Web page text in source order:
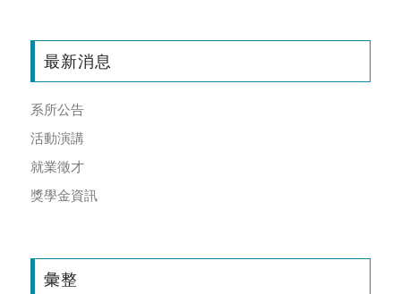
最新消息
系所公告
活動演講
就業徵才
獎學金資訊
彙整